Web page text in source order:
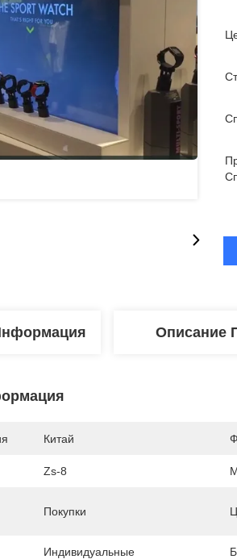
Описание
Китай
Zs-8
Покупки
Индивидуальные